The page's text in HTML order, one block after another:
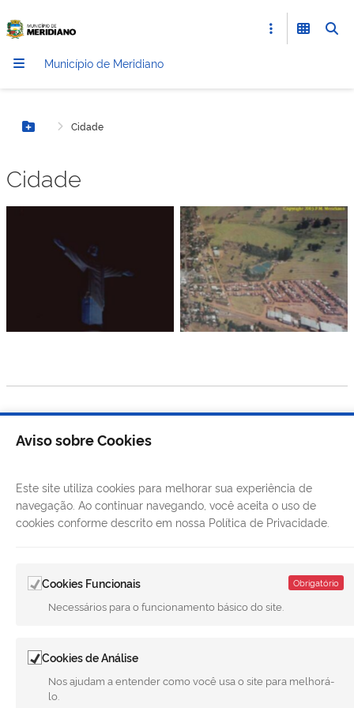
Município de Meridiano
Botão Menu
Cidade
Cidade
Sem legenda Sem legenda
CANAIS
Aviso sobre Cookies
Este site utiliza cookies para melhorar sua experiência de
navegação. Ao continuar navegando, você aceita o uso de
cookies conforme descrito em nossa Política de Privacidade.
Cookies Funcionais Obrigatório
Necessários para o funcionamento básico do site.
Cookies de Análise
Nos ajudam a entender como você usa o site para melhorá-
lo.